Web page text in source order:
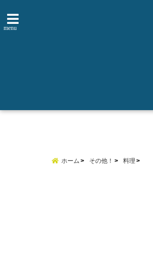
menu
ホーム その他！ 料理